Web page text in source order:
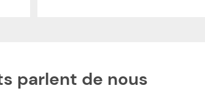
parlent de nous